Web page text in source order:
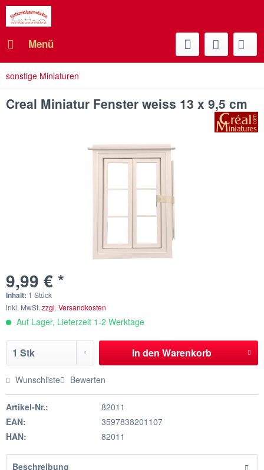
Menü
sonstige Miniaturen
Creal Miniatur Fenster weiss 13 x 9,5 cm
9,99 € *
Inhalt: 1 Stück
inkl. MwSt. zzgl. Versandkosten
Auf Lager, Lieferzeit 1-2 Werktage
In den Warenkorb
Wunschliste Bewerten
Artikel-Nr.:
82011
EAN:
3597838201107
HAN:
82011
Beschreibung